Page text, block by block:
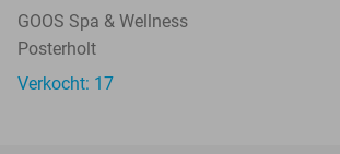
TODAY
GOOS Spa & Wellness
Posterholt
Verkocht: 17